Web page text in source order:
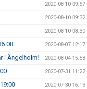
2020-08-10 09:57
2020-08-10 09:32
2020-08-10 08:30
2020-08-07 12:17
i Ängelholm! 2020-08-04 15:58
2020-07-31 11:22
2020-07-30 16:13